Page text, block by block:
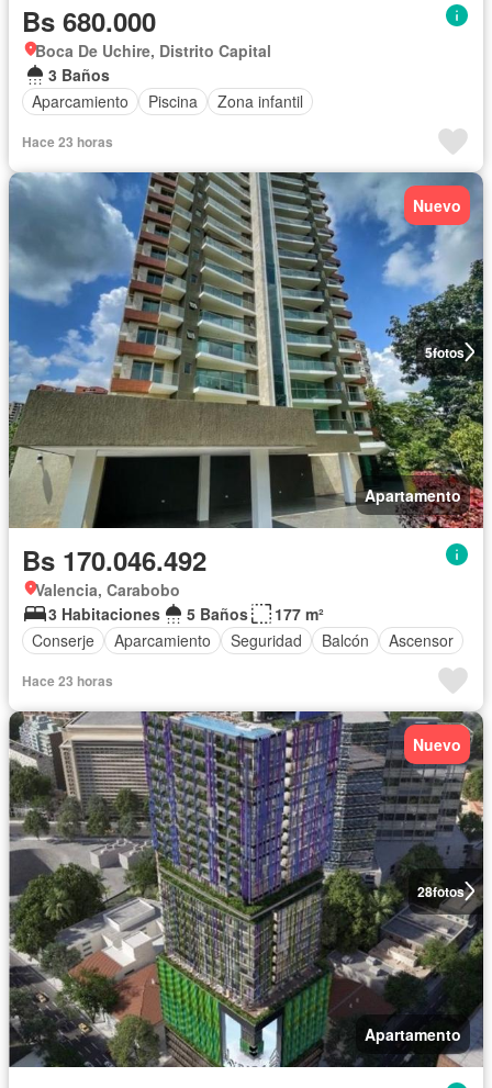
Bs 680.000
Boca De Uchire, Distrito Capital
3 Baños
Aparcamiento
Piscina Zona infantil
Hace 23 horas
5fotos
Nuevo
Apartamento
Bs 170.046.492
Valencia, Carabobo
3 Habitaciones
5 Baños
177 m²
Conserje
Aparcamiento Seguridad Balcón Ascensor
Hace 23 horas
28fotos
Nuevo
Apartamento